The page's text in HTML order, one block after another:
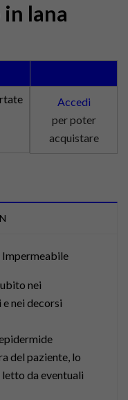
lana
Accedi
per poter
acquistare
Impermeabile
nei
nei decorsi
del paziente, lo
da eventuali